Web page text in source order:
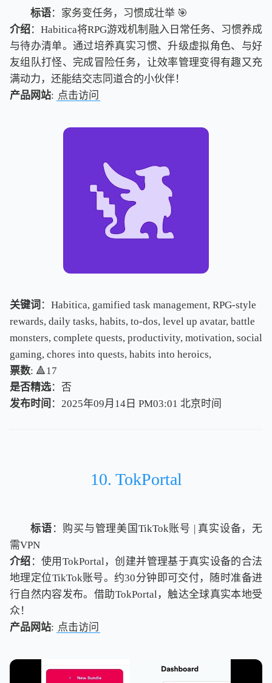
标语：家务变任务，习惯成壮举 🎯
介绍：Habitica将RPG游戏机制融入日常任务、习惯养成
与待办清单。通过培养真实习惯、升级虚拟角色、与好
友组队打怪、完成冒险任务，让效率管理变得有趣又充
满动力，还能结交志同道合的小伙伴！
产品网站: 点击访问
关键词 ：Habitica, gamified task management, RPG-style
rewards, daily tasks, habits, to-dos, level up avatar, battle
monsters, complete quests, productivity, motivation, social
gaming, chores into quests, habits into heroics,
票数: 🔺17
是否精选：否
发布时间 ：2025年09月14日 PM03:01 北京时间
北京时间
10. TokPortal
标语 ：购买与管理美国TikTok账号 | 真实设备，无
需VPN
介绍 ：使用TokPortal，创建并管理基于真实设备的合法
地理定位TikTok账号。约30分钟即可交付，随时准备进
行自然内容发布。借助TokPortal，触达全球真实本地受
众！
产品网站: 点击访问